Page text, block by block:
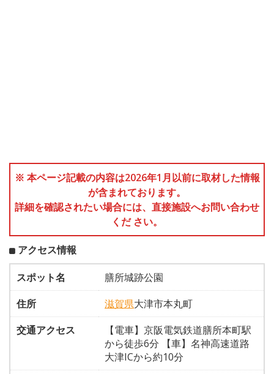
※ 本ページ記載の内容は2026年1月以前に取材した情報
が含まれております。
詳細を確認されたい場合には、直接施設へお問い合わせ
くだ さい。
アクセス情報
スポット名
膳所城跡公園
住所
滋賀県大津市本丸町
交通アクセス
【電車】京阪電気鉄道膳所本町駅
から徒歩6分 【車】名神高速道路
大津ICから約10分